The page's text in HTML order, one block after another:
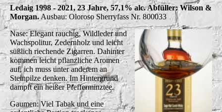
Ledaig 1998 - 2021, 23 Jahre, 57,1% alc. Abfüller: Wilson &
Morgan.Ausbau: Oloroso Sherryfass Nr. 800033
Nase: Elegant rauchig, Wildleder und
Wachspolitur, Zedernholz und leicht
süßlich riechende Zigarren. Dahinter
kommen leicht pflanzliche Aromen
auf, ich muss unter anderem an
Steinpilze denken. Im Hintergrund
dampft ein heißer Pfefferminztee.
Gaumen: Viel Tabak und eine